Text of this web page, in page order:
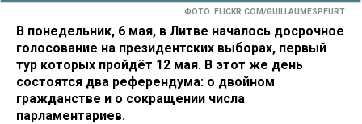
ФОТО: FLICKR.COM/GUILLAUMESPEURT
В понедельник, 6 мая, в Литве началось досрочное
голосование на президентских выборах, первый
тур которых пройдёт 12 мая. В этот же день
состоятся два референдума: о двойном
гражданстве и о сокращении числа
парламентариев.